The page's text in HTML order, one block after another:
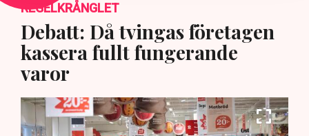
REGELKRÅNGLET
Debatt: Då tvingas företagen
kassera fullt fungerande
varor